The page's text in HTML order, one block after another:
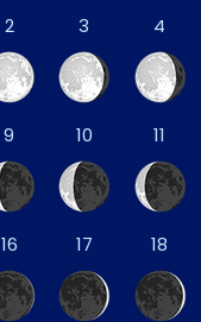
2 3 4
9 10 11
16 17 18